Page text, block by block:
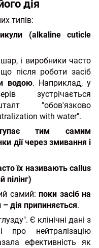
дія
типів:
(alkaline cuticle
і виробники часто
після роботи засіб
водою. Наприклад, у
зустрічається
"обов'язково
with water".
тим самим
дії через змивання і
їх називають callus
пілінг)
самий: поки засіб на
– дія припиняється.
Є клінічні дані з
про нейтралізацію
ефективність як